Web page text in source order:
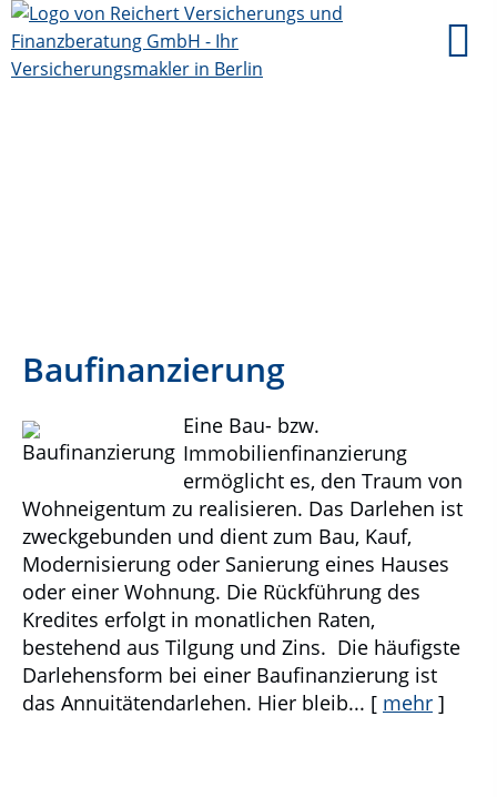
Baufinanzierung
Eine Bau- bzw.
Immobilienfinanzierung
ermöglicht es, den Traum von
Wohneigentum zu realisieren. Das Darlehen ist
zweckgebunden und dient zum Bau, Kauf,
Modernisierung oder Sanierung eines Hauses
oder einer Wohnung. Die Rückführung des
Kredites erfolgt in monatlichen Raten,
bestehend aus Tilgung und Zins. Die häufigste
Darlehensform bei einer Baufinanzierung ist
das Annuitätendarlehen. Hier bleib... [ mehr ]